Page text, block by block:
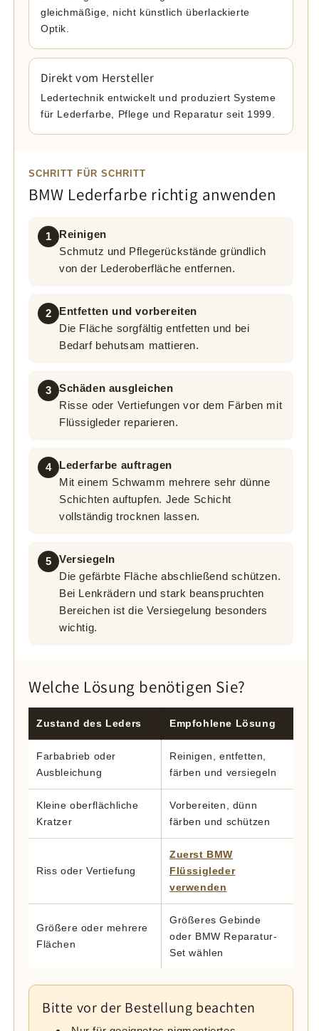
gleichmäßige, nicht künstlich überlackierte
Optik.
Direkt vom Hersteller
Ledertechnik entwickelt und produziert Systeme
für Lederfarbe, Pflege und Reparatur seit 1999.
SCHRITT FÜR SCHRITT
BMW Lederfarbe richtig anwenden
1
Reinigen
Schmutz und Pflegerückstände gründlich
von der Lederoberfläche entfernen.
2
Entfetten und vorbereiten
Die Fläche sorgfältig entfetten und bei
Bedarf behutsam mattieren.
3
Schäden ausgleichen
Risse oder Vertiefungen vor dem Färben mit
Flüssigleder reparieren.
4
Lederfarbe auftragen
Mit einem Schwamm mehrere sehr dünne
Schichten auftupfen. Jede Schicht
vollständig trocknen lassen.
5
Versiegeln
Die gefärbte Fläche abschließend schützen.
Bei Lenkrädern und stark beanspruchten
Bereichen ist die Versiegelung besonders
wichtig.
Welche Lösung benötigen Sie?
Zustand des Leders Empfohlene Lösung
Farbabrieb oder
Ausbleichung
Reinigen, entfetten,
färben und versiegeln
Kleine oberflächliche
Kratzer
Vorbereiten, dünn
färben und schützen
Riss oder Vertiefung
Zuerst BMW
Flüssigleder
verwenden
Größere oder mehrere
Flächen
Größeres Gebinde
oder BMW Reparatur-
Set wählen
Bitte vor der Bestellung beachten